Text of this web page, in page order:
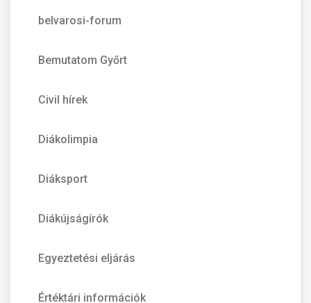
belvarosi-forum
Bemutatom Győrt
Civil hírek
Diákolimpia
Diáksport
Diákújságírók
Egyeztetési eljárás
Értéktári információk